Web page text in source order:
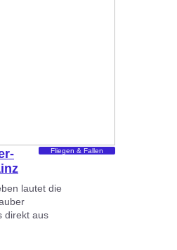
Fliegen & Fallen
lautet die
direkt aus